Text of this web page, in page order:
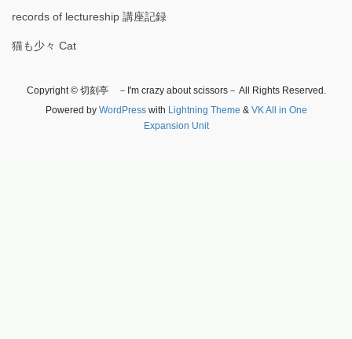
records of lectureship 講座記録
猫も少々 Cat
Copyright © 切刻亭 －I'm crazy about scissors－ All Rights Reserved.
Powered by WordPresswith Lightning Theme & VK All in One
Expansion Unit